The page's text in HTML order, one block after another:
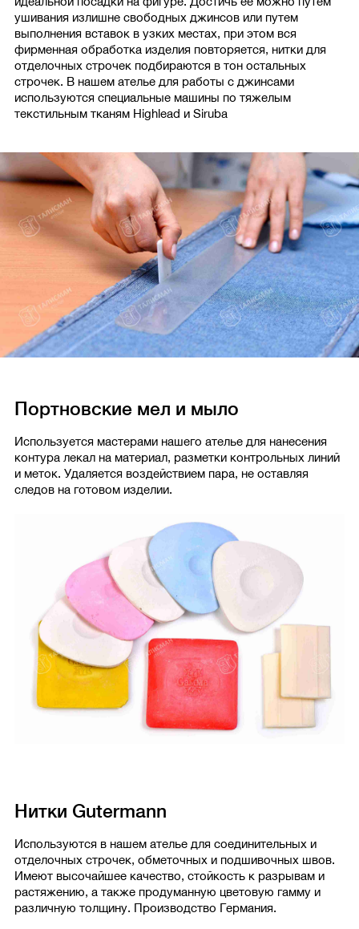
ушивания излишне свободных джинсов или путем
выполнения вставок в узких местах, при этом вся
фирменная обработка изделия повторяется, нитки для
отделочных строчек подбираются в тон остальных
строчек. В нашем ателье для работы с джинсами
используются специальные машины по тяжелым
текстильным тканям Highlead и Siruba
Портновские мел и мыло
Используется мастерами нашего ателье для нанесения
контура лекал на материал, разметки контрольных линий
и меток. Удаляется воздействием пара, не оставляя
следов на готовом изделии.
Нитки Gutermann
Используются в нашем ателье для соединительных и
отделочных строчек, обметочных и подшивочных швов.
Имеют высочайшее качество, стойкость к разрывам и
растяжению, а также продуманную цветовую гамму и
различную толщину. Производство Германия.